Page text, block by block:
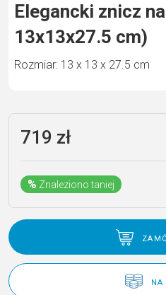
Elegancki znicz
13x13x27.5 cm)
Rozmiar: 13 x 13 x 27.5 cm
719 zł
% Znaleziono taniej